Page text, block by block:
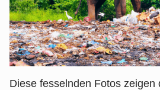
Diese fesselnden Fotos zeigen